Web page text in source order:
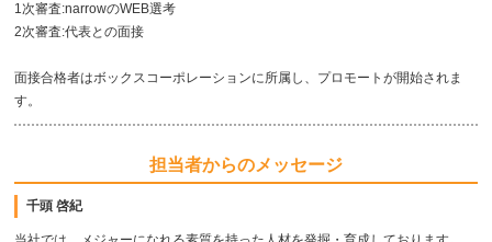
1次審査:narrowのWEB選考
2次審査:代表との面接
面接合格者はボックスコーポレーションに所属し、プロモートが開始されま
す。
担当者からのメッセージ
千頭 啓紀